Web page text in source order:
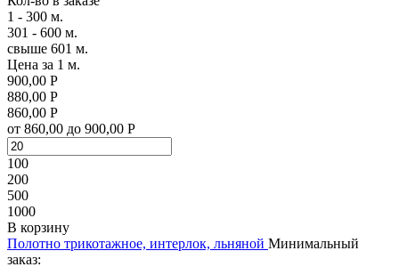
1 - 300 м.
301 - 600 м.
свыше 601 м.
Цена за 1 м.
900,00 Р
880,00 Р
860,00 Р
от 860,00 до 900,00 Р
100
200
500
1000
В корзину
Полотно трикотажное, интерлок, льняной Минимальный
заказ: